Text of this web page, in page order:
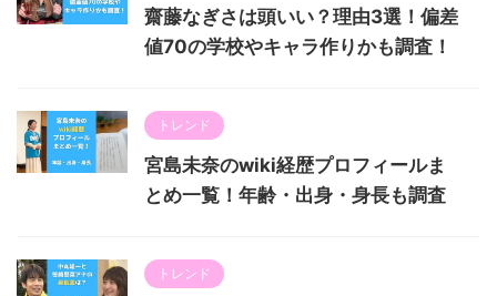
齋藤なぎさは頭いい？理由3選！偏差
値70の学校やキャラ作りかも調査！
トレンド
宮島未奈のwiki経歴プロフィールま
とめ一覧！年齢・出身・身長も調査
トレンド